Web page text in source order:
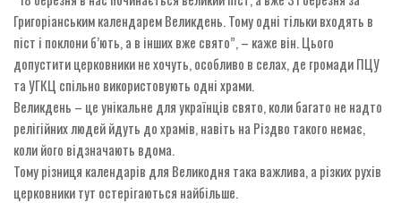
Григоріанським календарем Великдень. Тому одні тільки входять в
піст і поклони б’ють, а в інших вже свято”, – каже він. Цього
допустити церковники не хочуть, особливо в селах, де громади ПЦУ
та УГКЦ спільно використовують одні храми.
Великдень – це унікальне для українців свято, коли багато не надто
релігійних людей йдуть до храмів, навіть на Різдво такого немає,
коли його відзначають вдома.
Тому різниця календарів для Великодня така важлива, а різких рухів
церковники тут остерігаються найбільше.